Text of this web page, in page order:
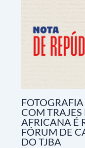
COM
AFRICANA É
FÓRUM DE
DO TJBA